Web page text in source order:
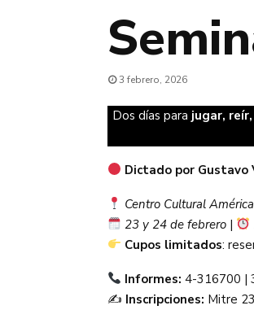
3 febrero, 2026
Dos días para jugar,
Dictado por Gustavo
Centro Cultural América
23 y 24 de febrero |
Cupos limitados:
Informes: 4-316700 |
✍️ Inscripciones: Mitre 23